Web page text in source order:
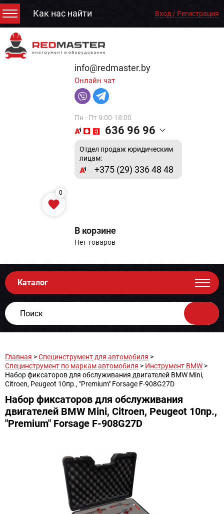
Как нас найти Вход / Регистрация
info@redmaster.by
Онлайн чат
Пн - Пт 9:00-18:00
636 96 96
Отдел продаж юридическим
лицам:
+375 (29) 336 48 48
0
В корзине
Нет товаров
Каталог
Главная >Специнструмент для автомобиля >
Специнструмент по маркам автомобиля > Инструмент BMW >
Набор фиксаторов для обслуживания двигателей BMW Mini,
Citroen, Peugeot 10пр., "Premium" Forsage F-908G27D
Набор фиксаторов для обслуживания
двигателей BMW Mini, Citroen, Peugeot 10пр.,
"Premium" Forsage F-908G27D